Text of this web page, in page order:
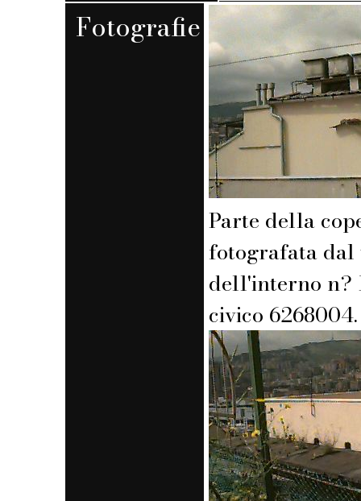
Fotografie
Parte della
fotografata dal
dell'interno n?
civico 6268004.